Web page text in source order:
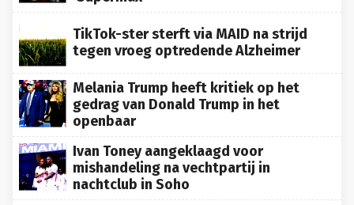
TikTok-ster sterft via MAID na strijd
tegen vroeg optredende Alzheimer
Melania Trump heeft kritiek op het
gedrag van Donald Trump in het
openbaar
Ivan Toney aangeklaagd voor
mishandeling na vechtpartij in
nachtclub in Soho